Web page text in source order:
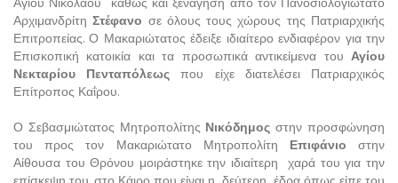
Αρχιμανδρίτη Στέφανο σε όλους τους χώρους της Πατριαρχικής
Επιτροπείας. Ο Μακαριώτατος έδειξε ιδιαίτερο ενδιαφέρον για την
Επισκοπική κατοικία και τα προσωπικά αντικείμενα του Αγίου
Νεκταρίου Πενταπόλεως που είχε διατελέσει Πατριαρχικός
Επίτροπος Καΐρου.
Ο Σεβασμιώτατος Μητροπολίτης Νικόδημοςστην προσφώνηση
του προς τον Μακαριώτατο Μητροπολίτη Επιφάνιο στην
Αίθουσα του Θρόνου μοιράστηκε την ιδιαίτερη χαρά του για την